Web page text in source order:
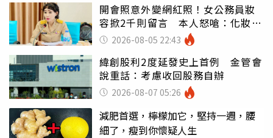
開會照意外變網紅照！女公務員妝
容掀2千則留言 本人怒嗆：化妝有
錯嗎2026-08-05 22:43
緯創股利2度延發史上首例 金管會
說重話：考慮收回股務自辦
2026-08-07 05:26
減肥首選，檸檬加它，堅持一週，腰
細了，瘦到你懷疑人生